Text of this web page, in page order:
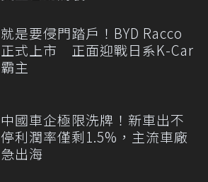
就是要侵門踏戶！BYD Racco
正式上市 正面迎戰日系K-Car
霸主
中國車企極限洗牌！新車出不
停利潤率僅剩1.5%，主流車廠
急出海